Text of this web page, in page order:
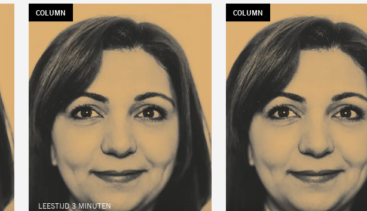
TAG:
COLUMN
AUTEUR:
LEESTIJD 3 MINUTEN
TAG:
COLUMN